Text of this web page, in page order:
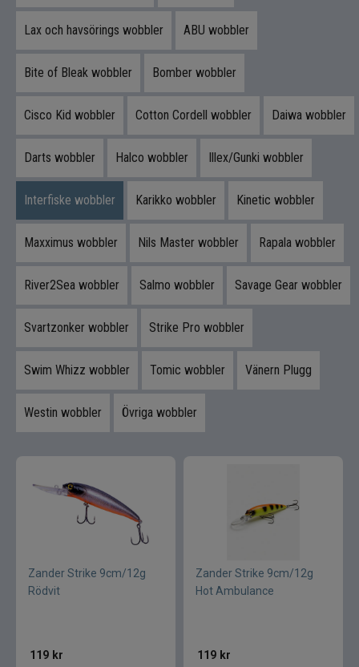
Trolling
Specimenfiske
Varumärken
Lax och havsörings wobbler ABU wobbler
Bite of Bleak wobbler Bomber wobbler
Cisco Kid wobbler Cotton Cordell wobbler Daiwa wobbler
Darts wobbler Halco wobbler Illex/Gunki wobbler
Interfiske wobbler Karikko wobbler Kinetic wobbler
Maxximus wobbler Nils Master wobbler Rapala wobbler
River2Sea wobbler Salmo wobbler Savage Gear wobbler
Svartzonker wobbler Strike Pro wobbler
Swim Whizz wobbler Tomic wobbler Vänern Plugg
Westin wobbler Övriga wobbler
Zander Strike 9cm/12g
Rödvit
119 kr
Zander Strike 9cm/12g
Hot Ambulance
119 kr